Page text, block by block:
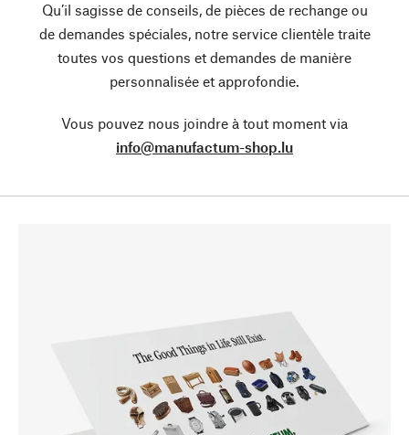
Qu’il sagisse de conseils, de pièces de rechange ou
de demandes spéciales, notre service clientèle traite
toutes vos questions et demandes de manière
personnalisée et approfondie.
Vous pouvez nous joindre à tout moment via
info@manufactum-shop.lu